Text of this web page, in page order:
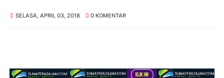
SELASA, APRIL 03, 2018 0 KOMENTAR